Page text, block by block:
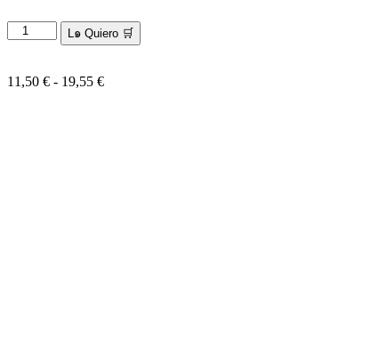
Jersey
Perro
y
Medianos
L๑ Quiero 🛒
11,50 € - 19,55 €Rango